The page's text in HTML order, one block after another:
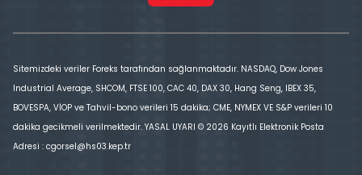
Sitemizdeki veriler Foreks tarafından sağlanmaktadır. NASDAQ, Dow Jones
Industrial Average, SHCOM, FTSE 100, CAC 40, DAX 30, Hang Seng, IBEX 35,
BOVESPA, VİOP ve Tahvil-bono verileri 15 dakika; CME, NYMEX VE S&P verileri 10
dakika gecikmeli verilmektedir. YASAL UYARI © 2026 Kayıtlı Elektronik Posta
Adresi : cgorsel@hs03.kep.tr